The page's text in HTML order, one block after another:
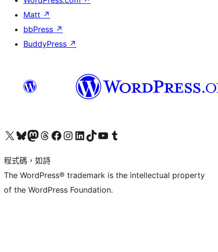
Matt ↗
bbPress ↗
BuddyPress ↗
查看我們的 X (之前的 Twitter) 帳號造訪我們的 Bluesky 帳號造訪我們的 Mastodon 帳號造訪我們的 Threads 帳號 造訪我們的 Facebook 粉絲專頁Visit our Instagram account
Visit our LinkedIn account
造訪我們的 TikTok 帳號Visit our YouTube channel
造訪我們的 Tumblr 帳號
程式碼，如詩
The WordPress® trademark is the intellectual property
of the WordPress Foundation.